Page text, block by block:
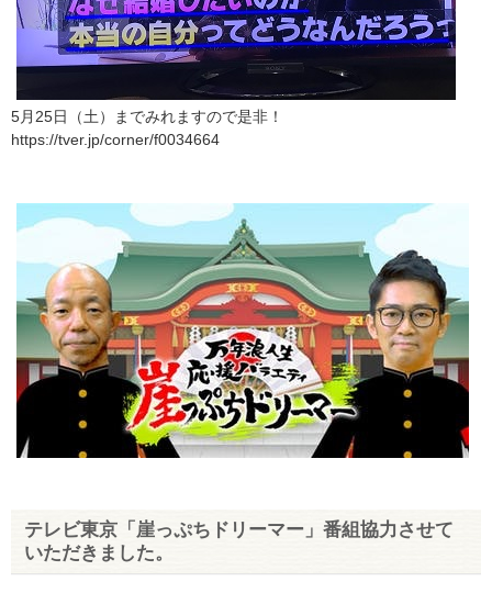
5月25日（土）までみれますので是非！
https://tver.jp/corner/f0034664
テレビ東京「崖っぷちドリーマー」番組協力させて
いただきました。